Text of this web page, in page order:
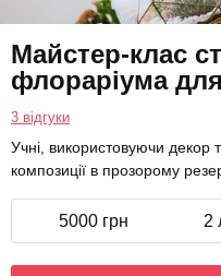
Майстер-клас
флораріума
3 відгуки
Учні, використовуючи
композиції в прозорому
5000 грн 2